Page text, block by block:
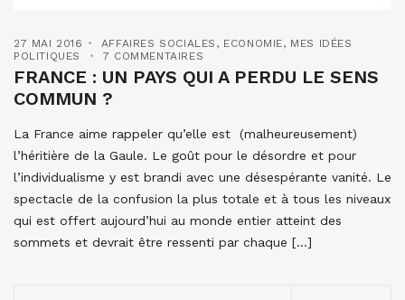
27 MAI 2016 AFFAIRES SOCIALES , ECONOMIE, MES IDÉES
POLITIQUES
7 COMMENTAIRES
FRANCE : UN PAYS QUI A PERDU LE SENS
COMMUN ?
La France aime rappeler qu’elle est (malheureusement)
l’héritière de la Gaule. Le goût pour le désordre et pour
l’individualisme y est brandi avec une désespérante vanité. Le
spectacle de la confusion la plus totale et à tous les niveaux
qui est offert aujourd’hui au monde entier atteint des
sommets et devrait être ressenti par chaque […]